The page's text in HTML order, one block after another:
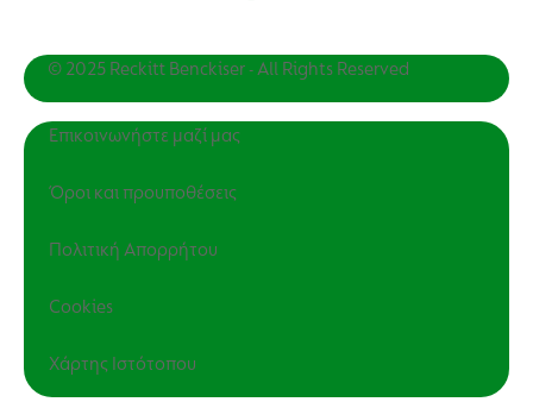
© 2025 Reckitt Benckiser - All Rights Reserved
Επικοινωνήστε μαζί μας
Όροι και προυποθέσεις
Πολιτική Απορρήτου
Cookies
Χάρτης Ιστότοπου